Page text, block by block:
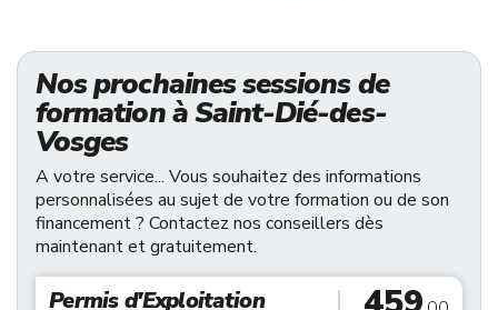
Nos prochaines sessions de
formation à Saint-Dié-des-
Vosges
A votre service... Vous souhaitez des informations
personnalisées au sujet de votre formation ou de son
financement ? Contactez nos conseillers dès
maintenant et gratuitement.
Permis d'Exploitation